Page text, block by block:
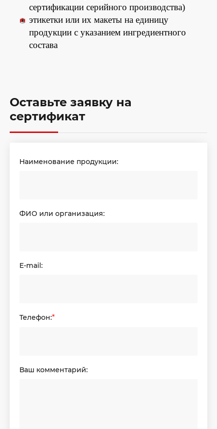
сертификации серийного производства)
этикетки или их макеты на единицу
продукции с указанием ингредиентного
состава
Оставьте заявку на
сертификат
Наименование продукции:
ФИО или организация:
E-mail:
Телефон:*
Ваш комментарий: